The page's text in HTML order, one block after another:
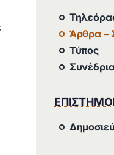
Άρθρα –
Τύπος